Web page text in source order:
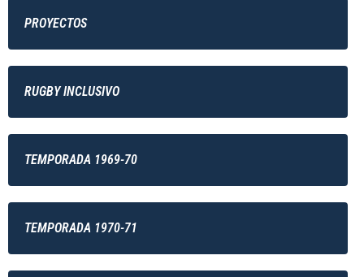
PROYECTOS
RUGBY INCLUSIVO
TEMPORADA 1969-70
TEMPORADA 1970-71